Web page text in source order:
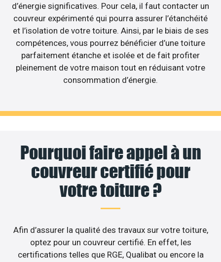
d’énergie significatives. Pour cela, il faut contacter un
couvreur expérimenté qui pourra assurer l’étanchéité
et l’isolation de votre toiture. Ainsi, par le biais de ses
compétences, vous pourrez bénéficier d’une toiture
parfaitement étanche et isolée et de fait profiter
pleinement de votre maison tout en réduisant votre
consommation d’énergie.
Pourquoi faire appel à un
couvreur certifié pour
votre toiture ?
Afin d’assurer la qualité des travaux sur votre toiture,
optez pour un couvreur certifié. En effet, les
certifications telles que RGE, Qualibat ou encore la